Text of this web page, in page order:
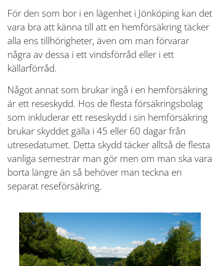
För den som bor i en lägenhet i Jönköping kan det
vara bra att känna till att en hemförsäkring täcker
alla ens tillhörigheter, även om man förvarar
några av dessa i ett vindsförråd eller i ett
källarförråd.
Något annat som brukar ingå i en hemförsäkring
är ett reseskydd. Hos de flesta försäkringsbolag
som inkluderar ett reseskydd i sin hemförsäkring
brukar skyddet gälla i 45 eller 60 dagar från
utresedatumet. Detta skydd täcker alltså de flesta
vanliga semestrar man gör men om man ska vara
borta längre än så behöver man teckna en
separat reseförsäkring.